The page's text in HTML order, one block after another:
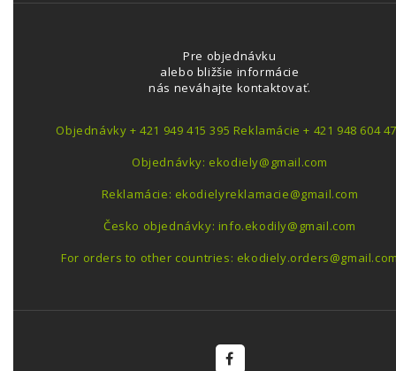
Pre objednávku
alebo bližšie informácie
nás neváhajte kontaktovať.
Objednávky + 421 949 415 395 Reklamácie + 421 948 604
Objednávky: ekodiely@gmail.com
Reklamácie: ekodielyreklamacie@gmail.com
Česko objednávky: info.ekodily@gmail.com
For orders to other countries: